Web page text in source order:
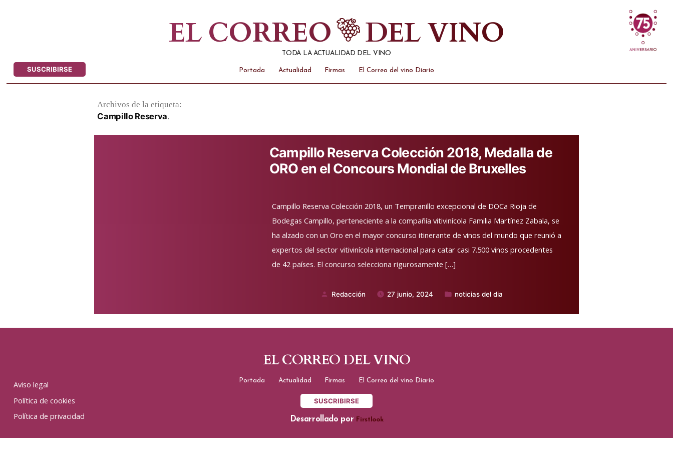
EL CORREO DEL VINO
TODA LA ACTUALIDAD DEL VINO
SUSCRIBIRSE Portada Actualidad Firmas El Correo del vino Diario
Archivos de la etiqueta:
Campillo Reserva
Campillo Reserva Colección 2018, Medalla de
ORO en el Concours Mondial de Bruxelles
Campillo Reserva Colección 2018, un Tempranillo excepcional de DOCa Rioja de
Bodegas Campillo, perteneciente a la compañía vitivinícola Familia Martínez Zabala, se
ha alzado con un Oro en el mayor concurso itinerante de vinos del mundo que reunió a
expertos del sector vitivinícola internacional para catar casi 7.500 vinos procedentes
de 42 países. El concurso selecciona rigurosamente […]
Publicado
Redacción 27 junio, 2024
Publicado
noticias del dia
Aviso legal
Política de cookies
Política de privacidad
EL CORREO DEL VINO
Portada Actualidad Firmas El Correo del vino Diario
SUSCRIBIRSE
Desarrollado por Firstlook